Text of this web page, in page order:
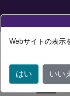
監
Webサイトの表示
はい いい